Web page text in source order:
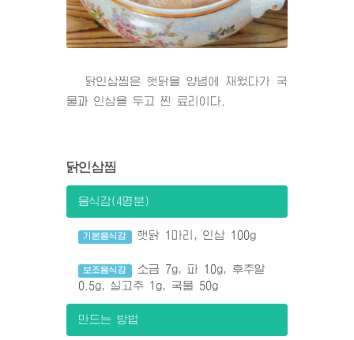
닭인삼찜은 햇닭을 양념에 재웠다가 국
물과 인삼을 두고 찐 료리이다.
닭인삼찜
음식감(4명분)
기본음식감 햇닭 1마리, 인삼 100g
보조음식감
소금 7g, 파 10g, 후추알
0.5g, 실고추 1g, 국물 50g
만드는 방법